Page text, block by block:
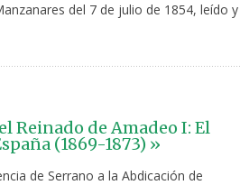
del 7 de julio de 1854, leído y
Reinado de Amadeo I: El
(1869-1873) »
de Serrano a la Abdicación de